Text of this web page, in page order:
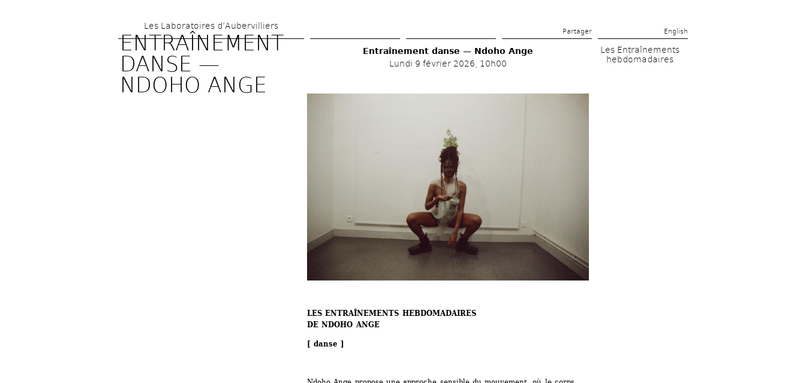
contenu
principal
Les Laboratoires d’Aubervilliers
Partager English
ENTRAÎNEMENT
DANSE —
NDOHO ANGE
Entraînement danse — Ndoho Ange
Lundi 9 février 2026, 10h00
LES ENTRAÎNEMENTS HEBDOMADAIRES
DE NDOHO ANGE
[ danse ]
Les Entraînements
hebdomadaires